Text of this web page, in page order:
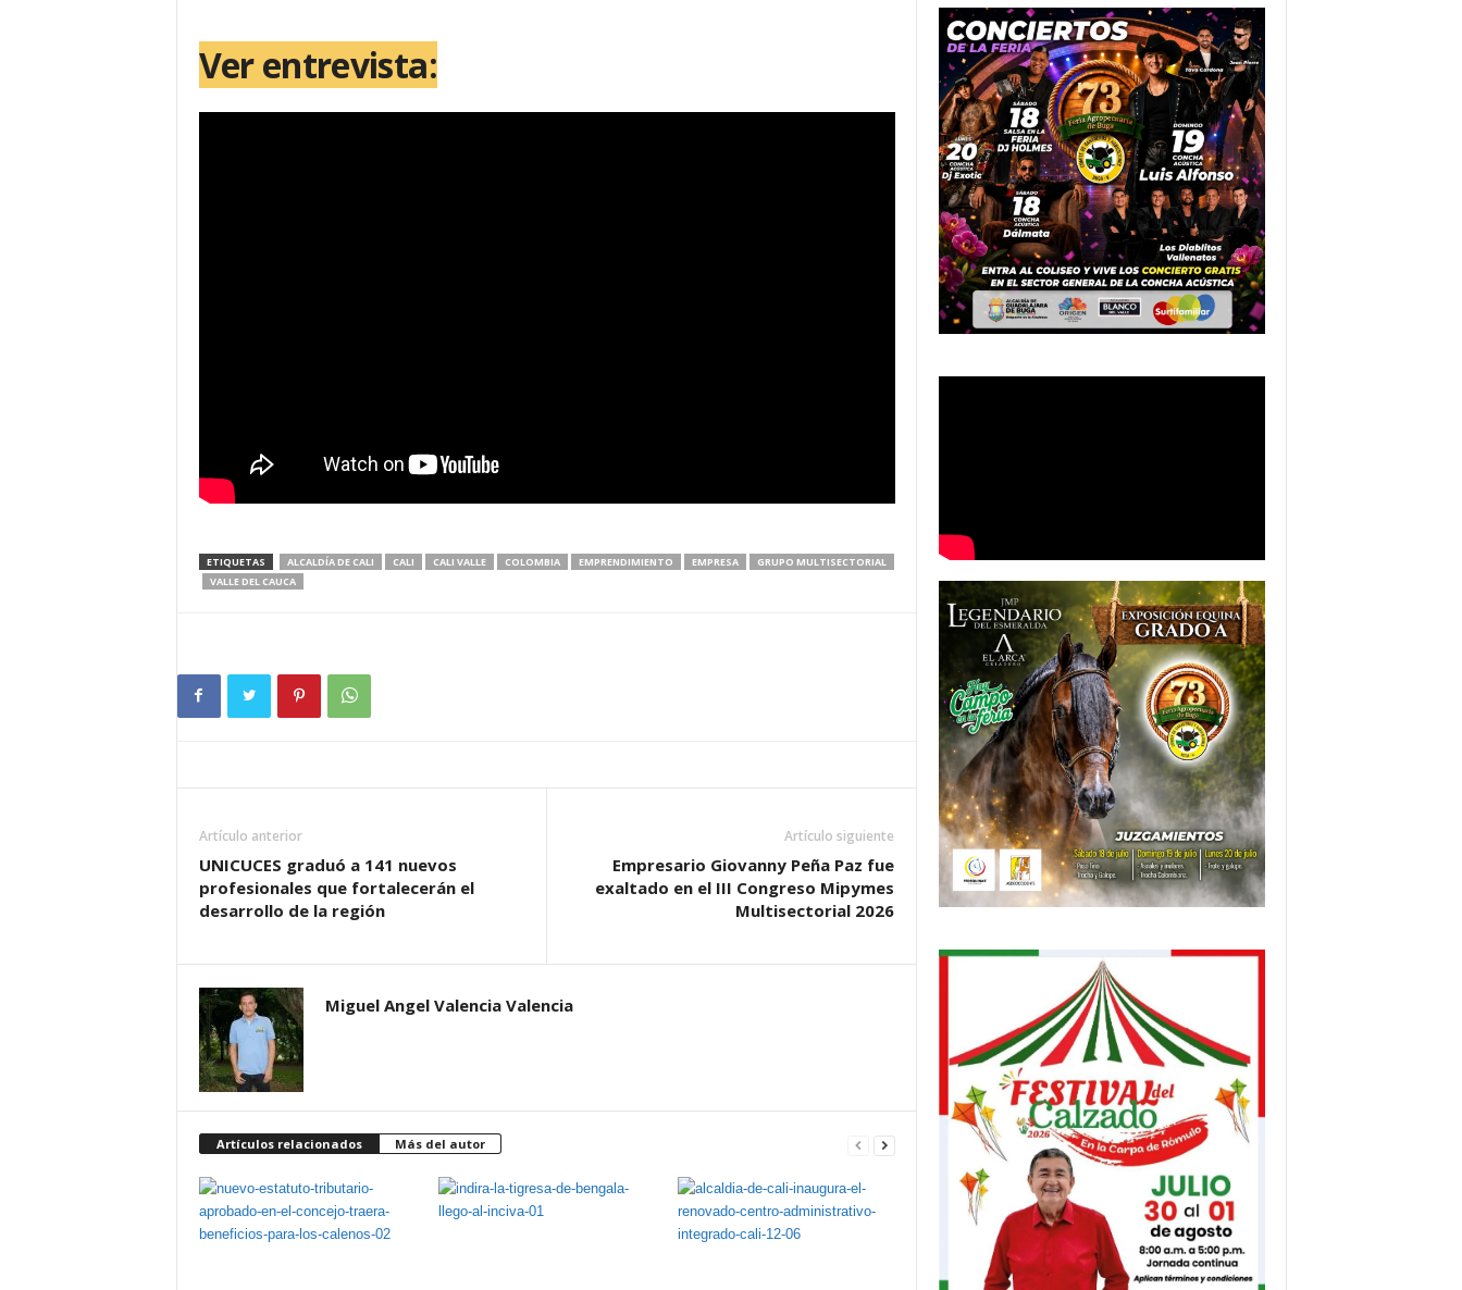
Ver entrevista:
ETIQUETAS ALCALDÍA DE CALI CALI CALI VALLE COLOMBIA EMPRENDIMIENTO EMPRESA
GRUPO MULTISECTORIAL
VALLE DEL CAUCA
Artículo anterior
UNICUCES graduó a 141 nuevos
profesionales que fortalecerán el
desarrollo de la región
Artículo siguiente
Empresario Giovanny Peña Paz fue
exaltado en el III Congreso Mipymes
Multisectorial 2026
Miguel Angel Valencia Valencia
Artículos relacionados Más del autor